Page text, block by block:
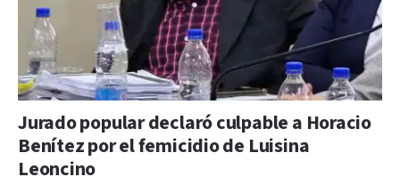
Jurado popular declaró culpable a Horacio
Benítez por el femicidio de Luisina
Leoncino